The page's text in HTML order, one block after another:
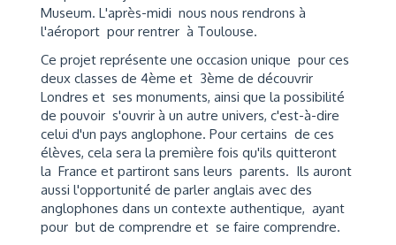
Museum. L'après-midi nous nous rendrons à
l'aéroport pour rentrer à Toulouse.
Ce projet représente une occasion unique pour ces
deux classes de 4ème et 3ème de découvrir
Londres et ses monuments, ainsi que la possibilité
de pouvoir s'ouvrir à un autre univers, c'est-à-dire
celui d'un pays anglophone. Pour certains de ces
élèves, cela sera la première fois qu'ils quitteront
la France et partiront sans leurs parents. Ils auront
aussi l'opportunité de parler anglais avec des
anglophones dans un contexte authentique, ayant
pour but de comprendre et se faire comprendre.